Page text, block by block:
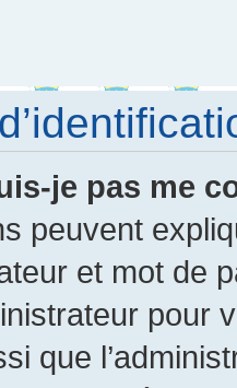
je pas me
peuvent
et mot de
pour
que